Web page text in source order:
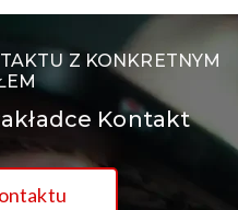
Z KONKRETNYM
Kontakt